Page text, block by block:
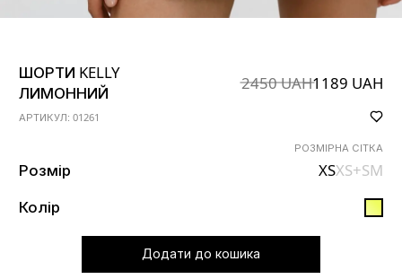
ШОРТИ KELLY
ЛИМОННИЙ
2450 UAH1189 UAH
АРТИКУЛ: 01261
РОЗМІРНА СІТКА
Розмір XSXS+SM
Колір
додати до кошика